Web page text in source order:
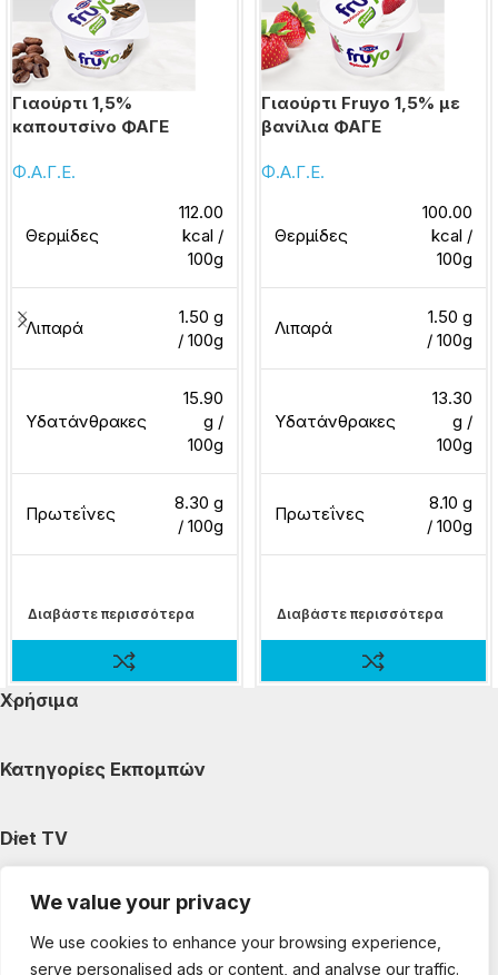
We value your privacy
We use cookies to enhance your browsing experience,
serve personalised ads or content, and analyse our traffic.
Γιαούρτι 1,5%
καπουτσίνο ΦΑΓΕ
Φ.Α.Γ.Ε.
Θερμίδες
112.00
kcal /
100g
Λιπαρά
1.50 g
/ 100g
Υδατάνθρακες
15.90
g /
100g
Πρωτεΐνες
8.30 g
/ 100g
Διαβάστε περισσότερα
Γιαούρτι Fruyo 1,5% με
βανίλια ΦΑΓΕ
Φ.Α.Γ.Ε.
Θερμίδες
100.00
kcal /
100g
Λιπαρά
1.50 g
/ 100g
Υδατάνθρακες
13.30
g /
100g
Πρωτεΐνες
8.10 g
/ 100g
Διαβάστε περισσότερα
Χρήσιμα
Κατηγορίες Εκπομπών
Diet TV
Κατηγορίες Άρθρων